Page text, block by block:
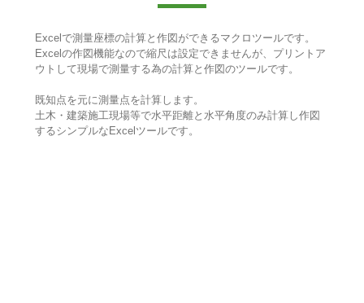
Excelで測量座標の計算と作図ができるマクロツールです。
Excelの作図機能なので縮尺は設定できませんが、プリントア
ウトして現場で測量する為の計算と作図のツールです。
既知点を元に測量点を計算します。
土木・建築施工現場等で水平距離と水平角度のみ計算し作図
するシンプルなExcelツールです。